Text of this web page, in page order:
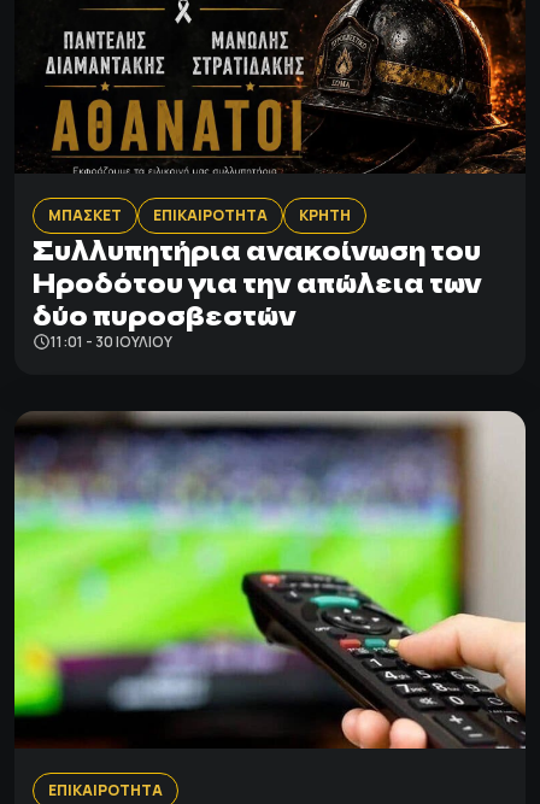
ΜΠΑΣΚΕΤ ΕΠΙΚΑΙΡΟΤΗΤΑ ΚΡΗΤΗ
Συλλυπητήρια ανακοίνωση του
Ηροδότου για την απώλεια των
δύο πυροσβεστών
11:01 - 30 ΙΟΥΛΊΟΥ
ΕΠΙΚΑΙΡΟΤΗΤΑ